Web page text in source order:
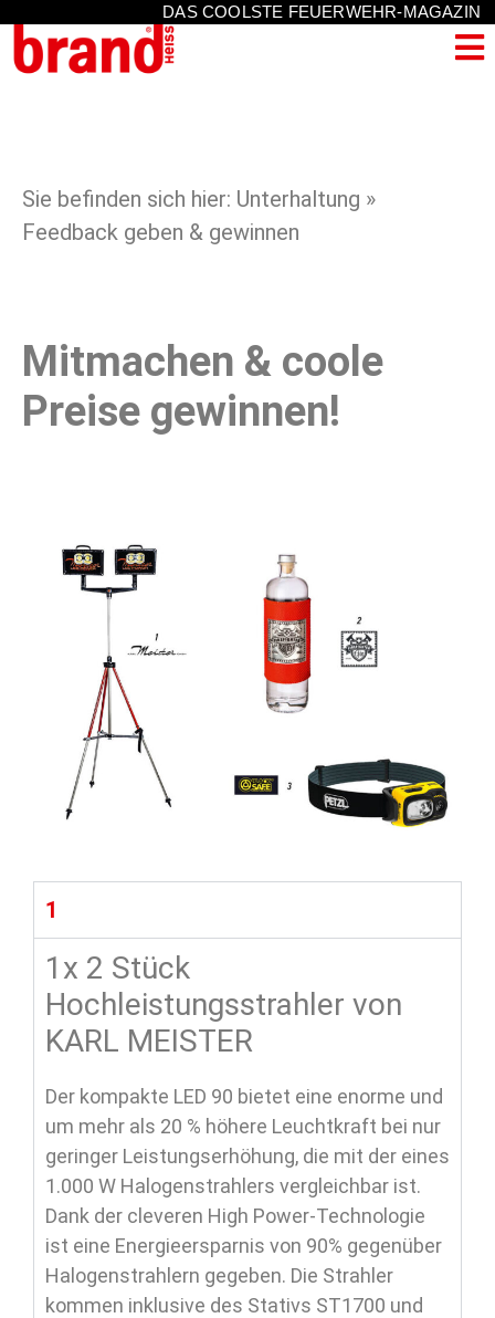
DAS COOLSTE FEUERWEHR-MAGAZIN
Sie befinden sich hier: Unterhaltung »
Feedback geben & gewinnen
Mitmachen & coole
Preise gewinnen!
1
1x 2 Stück
Hochleistungsstrahler von
KARL MEISTER
Der kompakte LED 90 bietet eine enorme und
um mehr als 20 % höhere Leuchtkraft bei nur
geringer Leistungserhöhung, die mit der eines
1.000 W Halogenstrahlers vergleichbar ist.
Dank der cleveren High Power-Technologie
ist eine Energieersparnis von 90% gegenüber
Halogenstrahlern gegeben. Die Strahler
kommen inklusive des Stativs ST1700 und